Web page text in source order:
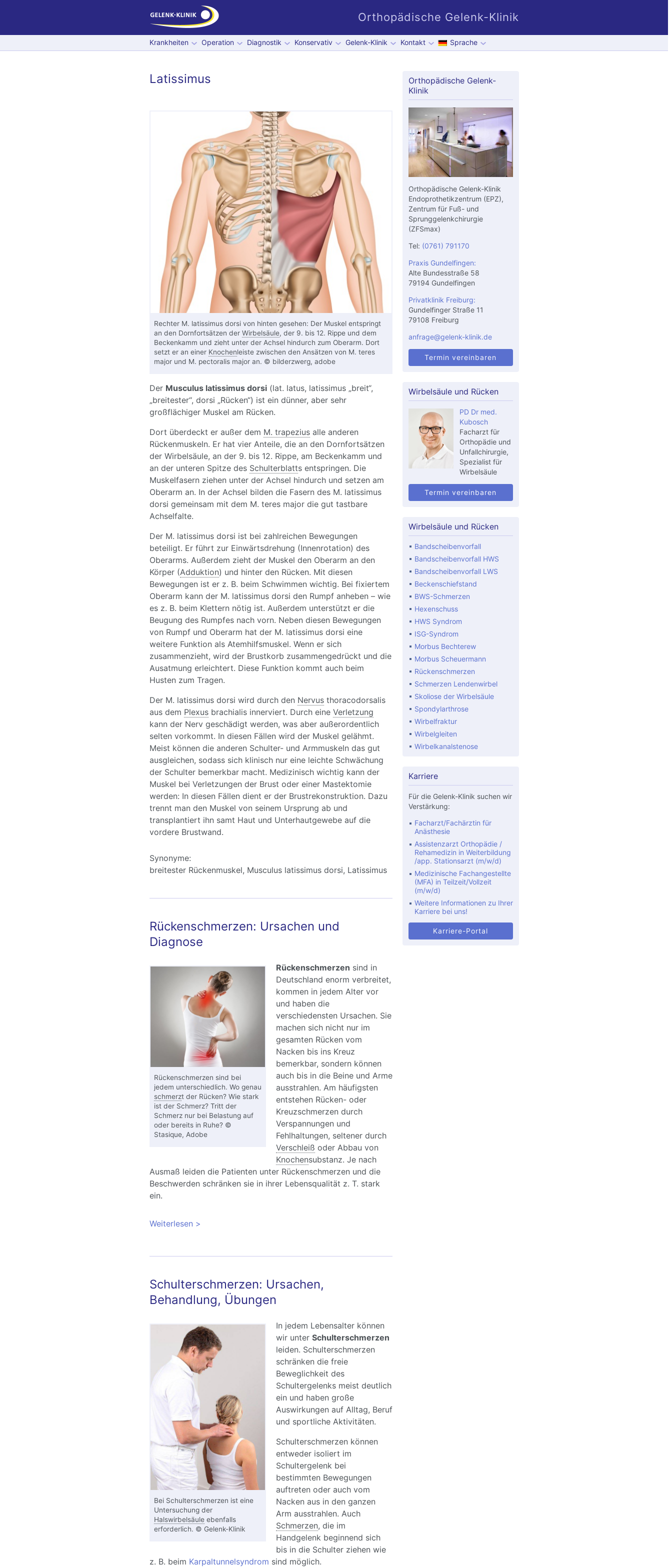
Orthopädische Gelenk-Klinik
Krankheiten Operation Diagnostik Konservativ Gelenk-Klinik Kontakt Sprache
Latissimus
Rechter M. latissimus dorsi von hinten gesehen: Der Muskel entspringt
an den Dornfortsätzen der Wirbelsäule, der 9. bis 12. Rippe und dem
Beckenkamm und zieht unter der Achsel hindurch zum Oberarm. Dort
setzt er an einer Knochenleiste zwischen den Ansätzen von M. teres
major und M. pectoralis major an. © bilderzwerg, adobe
Der Musculus latissimus dorsi(lat. latus, latissimus „breit“,
„breitester“, dorsi „Rücken“) ist ein dünner, aber sehr
großflächiger Muskel am Rücken.
Dort überdeckt er außer dem M. trapeziusalle anderen
Rückenmuskeln. Er hat vier Anteile, die an den Dornfortsätzen
der Wirbelsäule, an der 9. bis 12. Rippe, am Beckenkamm und
an der unteren Spitze des Schulterblatts entspringen. Die
Muskelfasern ziehen unter der Achsel hindurch und setzen am
Oberarm an. In der Achsel bilden die Fasern des M. latissimus
dorsi gemeinsam mit dem M. teres major die gut tastbare
Achselfalte.
Der M. latissimus dorsi ist bei zahlreichen Bewegungen
beteiligt. Er führt zur Einwärtsdrehung (Innenrotation) des
Oberarms. Außerdem zieht der Muskel den Oberarm an den
Körper (Adduktion) und hinter den Rücken. Mit diesen
Bewegungen ist er z. B. beim Schwimmen wichtig. Bei fixiertem
Oberarm kann der M. latissimus dorsi den Rumpf anheben – wie
es z. B. beim Klettern nötig ist. Außerdem unterstützt er die
Beugung des Rumpfes nach vorn. Neben diesen Bewegungen
von Rumpf und Oberarm hat der M. latissimus dorsi eine
weitere Funktion als Atemhilfsmuskel. Wenn er sich
zusammenzieht, wird der Brustkorb zusammengedrückt und die
Ausatmung erleichtert. Diese Funktion kommt auch beim
Husten zum Tragen.
Der M. latissimus dorsi wird durch den Nervusthoracodorsalis
aus dem Plexusbrachialis innerviert. Durch eine Verletzung
kann der Nerv geschädigt werden, was aber außerordentlich
selten vorkommt. In diesen Fällen wird der Muskel gelähmt.
Meist können die anderen Schulter- und Armmuskeln das gut
ausgleichen, sodass sich klinisch nur eine leichte Schwächung
der Schulter bemerkbar macht. Medizinisch wichtig kann der
Muskel bei Verletzungen der Brust oder einer Mastektomie
werden: In diesen Fällen dient er der Brustrekonstruktion. Dazu
trennt man den Muskel von seinem Ursprung ab und
transplantiert ihn samt Haut und Unterhautgewebe auf die
vordere Brustwand.
Synonyme:
breitester Rückenmuskel, Musculus latissimus dorsi, Latissimus
Rückenschmerzen: Ursachen und
Diagnose
Rückenschmerzen sind bei
jedem unterschiedlich. Wo genau
schmerzt der Rücken? Wie stark
ist der Schmerz? Tritt der
Schmerz nur bei Belastung auf
oder bereits in Ruhe? ©
Stasique, Adobe
Rückenschmerzen sind in
Deutschland enorm verbreitet,
kommen in jedem Alter vor
und haben die
verschiedensten Ursachen. Sie
machen sich nicht nur im
gesamten Rücken vom
Nacken bis ins Kreuz
bemerkbar, sondern können
auch bis in die Beine und Arme
ausstrahlen. Am häufigsten
entstehen Rücken- oder
Kreuzschmerzen durch
Verspannungen und
Fehlhaltungen, seltener durch
Verschleiß oder Abbau von
Knochensubstanz. Je nach
Ausmaß leiden die Patienten unter Rückenschmerzen und die
Beschwerden schränken sie in ihrer Lebensqualität z. T. stark
ein.
Weiterlesen über Rückenschmerzen: Ursachen und Diagnose
Schulterschmerzen: Ursachen,
Behandlung, Übungen
Bei Schulterschmerzen ist eine
Untersuchung der
Halswirbelsäuleebenfalls
erforderlich. © Gelenk-Klinik
In jedem Lebensalter können
wir unter Schulterschmerzen
leiden. Schulterschmerzen
schränken die freie
Beweglichkeit des
Schultergelenks meist deutlich
ein und haben große
Auswirkungen auf Alltag, Beruf
und sportliche Aktivitäten.
Schulterschmerzen können
entweder isoliert im
Schultergelenk bei
bestimmten Bewegungen
auftreten oder auch vom
Nacken aus in den ganzen
Arm ausstrahlen. Auch
Schmerzen, die im
Handgelenk beginnend sich
bis in die Schulter ziehen wie
z. B. beim Karpaltunnelsyndrom sind möglich.
Orthopädische Gelenk-
Klinik
Orthopädische Gelenk-Klinik
Endoprothetikzentrum (EPZ),
Zentrum für Fuß- und
Sprunggelenkchirurgie
(ZFSmax)
Tel: (0761) 791170
Praxis Gundelfingen:
Alte Bundesstraße 58
79194 Gundelfingen
Privatklinik Freiburg:
Gundelfinger Straße 11
79108 Freiburg
anfrage@gelenk-klinik.de
Termin vereinbaren
Wirbelsäule und Rücken
PD Dr med.
Kubosch
Facharzt für
Orthopädie und
Unfallchirurgie,
Spezialist für
Wirbelsäule
Termin vereinbaren
Wirbelsäule und Rücken
Bandscheibenvorfall
Bandscheibenvorfall HWS
Bandscheibenvorfall LWS
Beckenschiefstand
BWS-Schmerzen
Hexenschuss
HWS Syndrom
ISG-Syndrom
Morbus Bechterew
Morbus Scheuermann
Rückenschmerzen
Schmerzen Lendenwirbel
Skoliose der Wirbelsäule
Spondylarthrose
Wirbelfraktur
Wirbelgleiten
Wirbelkanalstenose
Karriere
Für die Gelenk-Klinik suchen wir
Verstärkung:
Facharzt/Fachärztin für
Anästhesie
Assistenzarzt Orthopädie /
Rehamedizin in Weiterbildung
/app. Stationsarzt (m/w/d)
Medizinische Fachangestellte
(MFA) in Teilzeit/Vollzeit
(m/w/d)
Weitere Informationen zu Ihrer
Karriere bei uns!
Karriere-Portal